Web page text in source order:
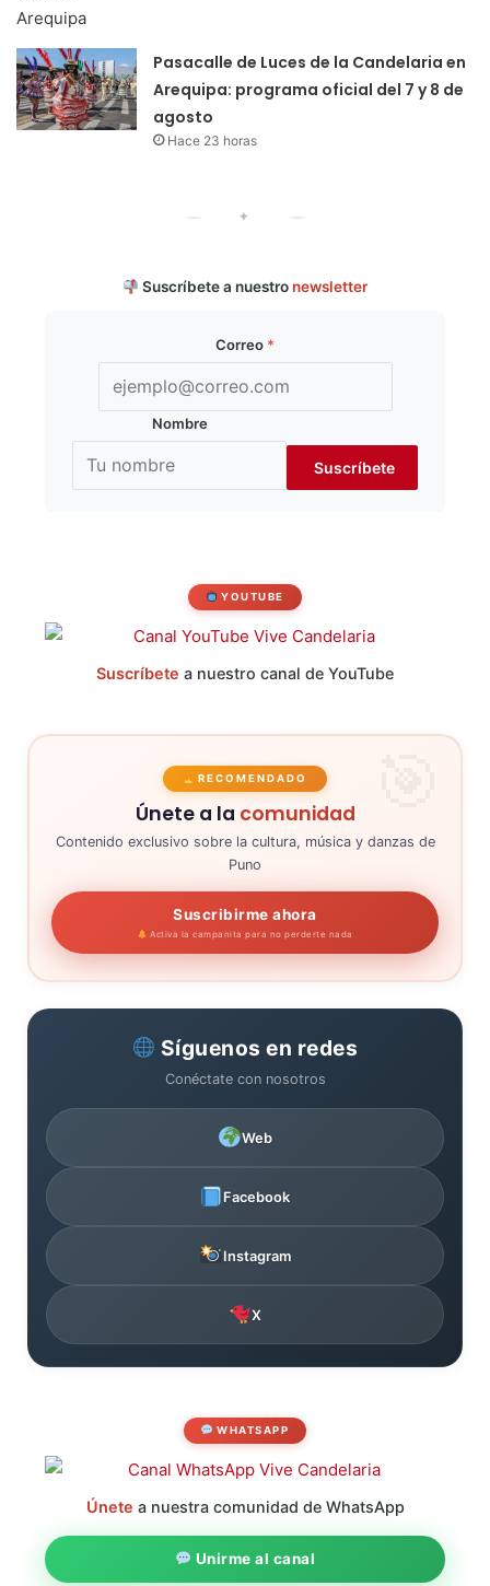
Pasacalle de Luces de la Candelaria en
Arequipa: programa oficial del 7 y 8 de
agosto
Hace 23 horas
✦
Suscríbete a nuestro newsletter
Correo *
Nombre
YOUTUBE
Suscríbete a nuestro canal de YouTube
RECOMENDADO
Únete a la comunidad
Contenido exclusivo sobre la cultura, música y danzas de
Puno
Suscribirme ahora
Activa la campanita para no perderte nada
Síguenos en redes
Conéctate con nosotros
Web
Facebook
Instagram
X
WHATSAPP
Únete a nuestra comunidad de WhatsApp
Unirme al canal